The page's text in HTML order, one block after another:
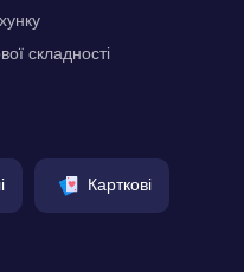
складності
Карткові